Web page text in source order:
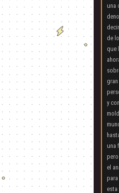
una
de
que
y
una
el
esta